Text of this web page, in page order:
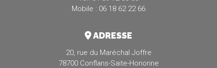
Mobile : 06 18 62 22 66
ADRESSE
20, rue du Maréchal Joffre
78700 Conflans-Saite-Honorine